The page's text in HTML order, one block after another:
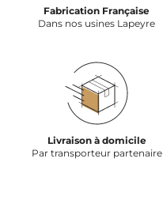
Fabrication Française
Dans nos usines Lapeyre
Livraison à domicile
Par transporteur partenaire